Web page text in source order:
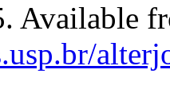
Available